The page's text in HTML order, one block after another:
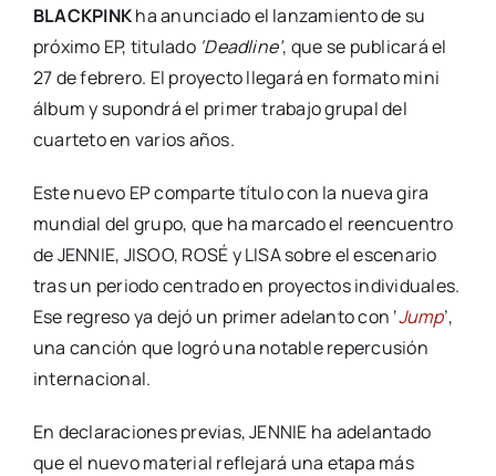
BLACKPINKha anunciado el lanzamiento de su
próximo EP, titulado ‘Deadline’, que se publicará el
27 de febrero. El proyecto llegará en formato mini
álbum y supondrá el primer trabajo grupal del
cuarteto en varios años.
Este nuevo EP comparte título con la nueva gira
mundial del grupo, que ha marcado el reencuentro
de JENNIE, JISOO, ROSÉ y LISA sobre el escenario
tras un periodo centrado en proyectos individuales.
Ese regreso ya dejó un primer adelanto con ‘Jump’,
una canción que logró una notable repercusión
internacional.
En declaraciones previas, JENNIE ha adelantado
que el nuevo material reflejará una etapa más